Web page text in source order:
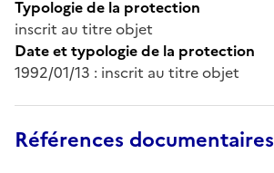
Typologie de la protection
inscrit au titre objet
Date et typologie de la protection
1992/01/13 : inscrit au titre objet
Références documentaires